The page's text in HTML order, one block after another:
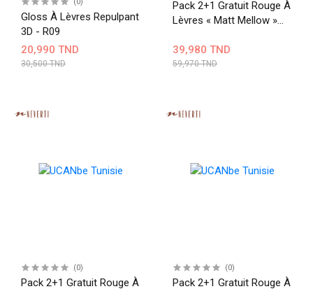
(0)
Gloss À Lèvres Repulpant
3D - R09
20,990 TND
30,500 TND
Pack 2+1 Gratuit Rouge À
Lèvres « Matt Mellow »
39,980 TND
59,970 TND
(0)
Pack 2+1 Gratuit Rouge À
(0)
Pack 2+1 Gratuit Rouge À